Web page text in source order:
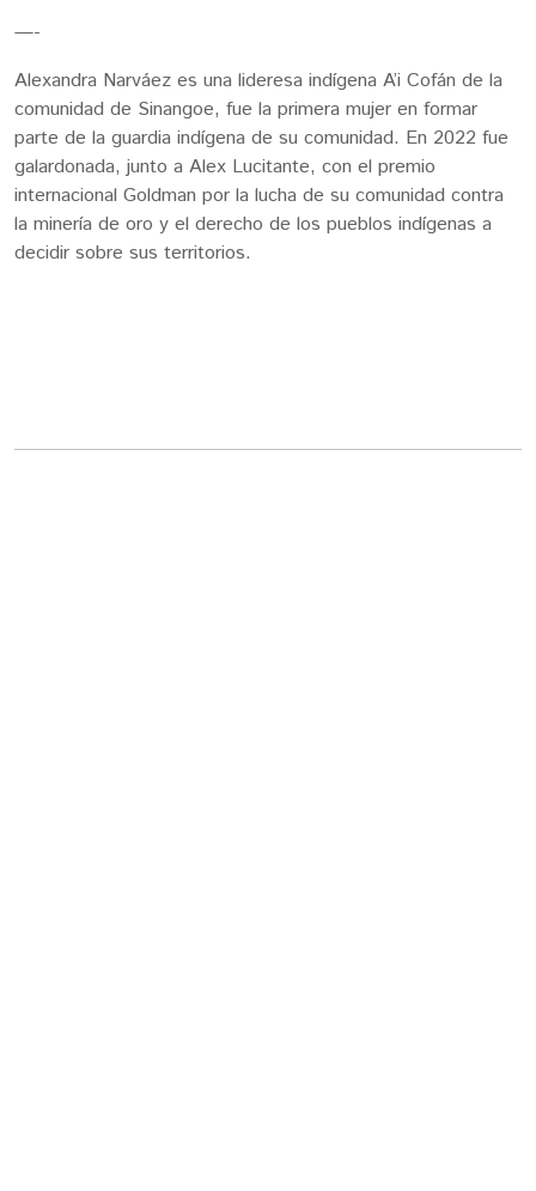
—-
Alexandra Narváez es una lideresa indígena A’i Cofán de la
comunidad de Sinangoe, fue la primera mujer en formar
parte de la guardia indígena de su comunidad. En 2022 fue
galardonada, junto a Alex Lucitante, con el premio
internacional Goldman por la lucha de su comunidad contra
la minería de oro y el derecho de los pueblos indígenas a
decidir sobre sus territorios.